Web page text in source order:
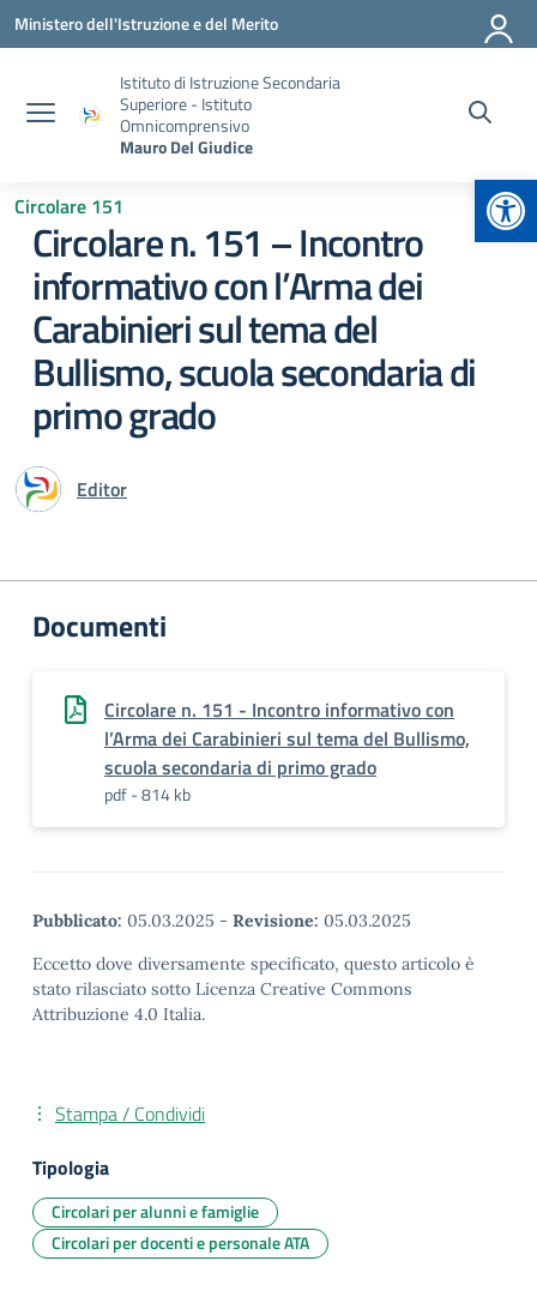
Vai ai contenuti
Vai al menu di navigazione
Vai al footer
Ministero dell'Istruzione e del Merito
Istituto di Istruzione Secondaria
Superiore - Istituto
Omnicomprensivo
Mauro Del Giudice
Circolare 151
Circolare n. 151 – Incontro
informativo con l’Arma dei
Carabinieri sul tema del
Bullismo, scuola secondaria di
primo grado
Editor
Documenti
Circolare n. 151 - Incontro informativo con
l’Arma dei Carabinieri sul tema del Bullismo,
scuola secondaria di primo grado
pdf - 814 kb
Pubblicato: 05.03.2025 - Revisione: 05.03.2025
Eccetto dove diversamente specificato, questo articolo è
stato rilasciato sotto Licenza Creative Commons
Attribuzione 4.0 Italia.
Stampa / Condividi
Tipologia
Circolari per alunni e famiglie
Circolari per docenti e personale ATA